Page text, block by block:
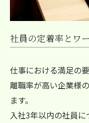
社員の定着率とワ
仕事における満足の
離職率が高い企業様
ます。
入社3年以内の社員